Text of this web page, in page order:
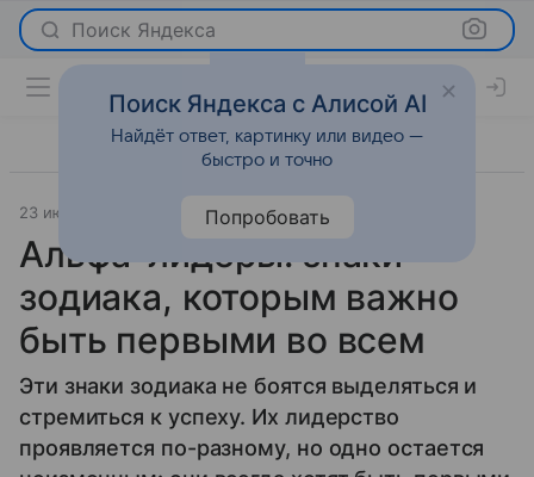
Поиск Яндекса
23 июля 2026 Леди Mail Гороскопы
Альфа-лидеры: знаки
зодиака, которым важно
быть первыми во всем
Эти знаки зодиака не боятся выделяться и
стремиться к успеху. Их лидерство
проявляется по-разному, но одно остается
Поиск Яндекса с Алисой AI
Найдёт ответ, картинку или видео —
быстро и точно
Попробовать